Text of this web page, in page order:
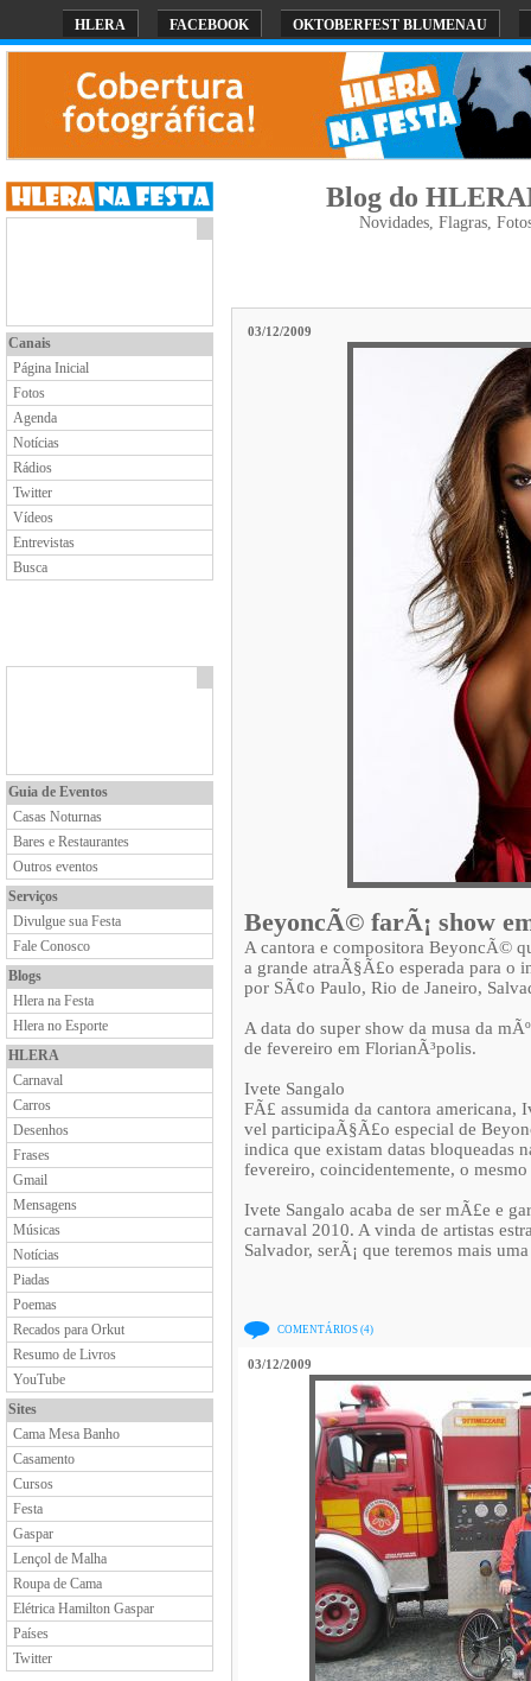
HLERA FACEBOOK OKTOBERFEST BLUMENAU
Canais
Página Inicial
Fotos
Agenda
Notícias
Rádios
Twitter
Vídeos
Entrevistas
Busca
Guia de Eventos
Casas Noturnas
Bares e Restaurantes
Outros eventos
Serviços
Divulgue sua Festa
Fale Conosco
Blogs
Hlera na Festa
Hlera no Esporte
HLERA
Carnaval
Carros
Desenhos
Frases
Gmail
Mensagens
Músicas
Notícias
Piadas
Poemas
Recados para Orkut
Resumo de Livros
YouTube
Sites
Cama Mesa Banho
Casamento
Cursos
Festa
Gaspar
Lençol de Malha
Roupa de Cama
Elétrica Hamilton Gaspar
Países
Twitter
Blog do
Novidades, Flagras,
03/12/2009
BeyoncÃ© farÃ¡ show
A cantora e compositora BeyoncÃ©
a grande atraÃ§Ã£o esperada para o
por SÃ¢o Paulo, Rio de Janeiro,
A data do super show da musa da
de fevereiro em FlorianÃ³polis.
Ivete Sangalo
FÃ£ assumida da cantora americana,
vel participaÃ§Ã£o especial de
indica que existam datas bloqueadas
fevereiro, coincidentemente, o
Ivete Sangalo acaba de ser mÃ£e e
carnaval 2010. A vinda de artistas
Salvador, serÃ¡ que teremos mais
COMENTÁRIOS (4)
03/12/2009